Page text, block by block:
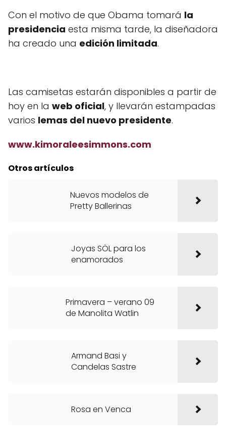
Con el motivo de que Obama tomará la
presidencia esta misma tarde, la diseñadora
ha creado una edición limitada.
Las camisetas estarán disponibles a partir de
hoy en la web oficial, y llevarán estampadas
varios lemas del nuevo presidente.
www.kimoraleesimmons.com
Otros artículos
Nuevos modelos de
Pretty Ballerinas
Joyas SÖL para los
enamorados
Primavera – verano 09
de Manolita Watlin
Armand Basi y
Candelas Sastre
Rosa en Venca